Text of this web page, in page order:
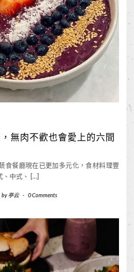
無肉不歡也會愛上的六間
食餐廳現在已更加多元化，食材料理豐
、中式、 […]
by亭云 - 0 Comments